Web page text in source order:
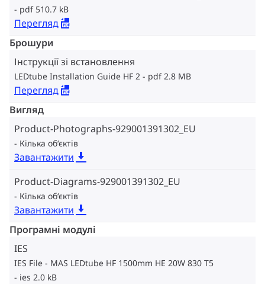
pdf 510.7 kB
Перегляд
Брошури
Інструкції зі встановлення
LEDtube Installation Guide HF 2 pdf 2.8 MB
Перегляд
Вигляд
Product-Photographs-929001391302_EU
Кілька об‘єктів
Завантажити
Product-Diagrams-929001391302_EU
Кілька об‘єктів
Завантажити
Програмні модулі
IES
IES File - MAS LEDtube HF 1500mm HE 20W 830 T5
ies 2.0 kB